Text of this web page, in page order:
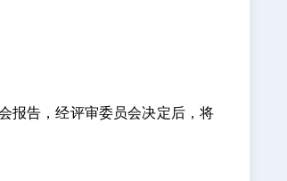
报告，经评审委员会决定后，将